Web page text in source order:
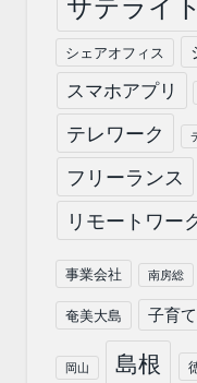
シェアオフィス
スマホアプリ
テレワーク
フリーランス
リモートワー
事業会社 南房総
奄美大島 子育
岡山 島根